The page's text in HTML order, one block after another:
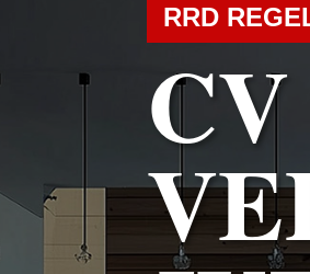
RRD